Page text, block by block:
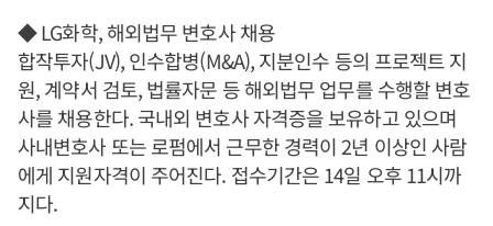
◆ LG화학, 해외법무 변호사 채용
합작투자(JV), 인수합병(M&A), 지분인수 등의 프로젝트 지
원, 계약서 검토, 법률자문 등 해외법무 업무를 수행할 변호
사를 채용한다. 국내외 변호사 자격증을 보유하고 있으며
사내변호사 또는 로펌에서 근무한 경력이 2년 이상인 사람
에게 지원자격이 주어진다. 접수기간은 14일 오후 11시까
지다.